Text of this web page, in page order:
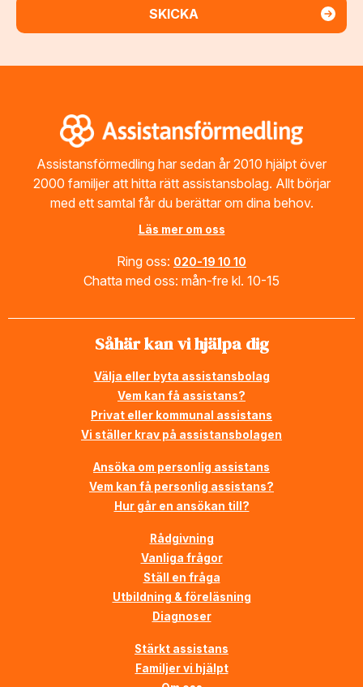
Assistansförmedling har sedan år 2010 hjälpt över
2000 familjer att hitta rätt assistansbolag. Allt börjar
med ett samtal får du berättar om dina behov.
Läs mer om oss
Ring oss: 020-19 10 10
Chatta med oss: mån-fre kl. 10-15
Såhär kan vi hjälpa dig
Välja eller byta assistansbolag
Vem kan få assistans?
Privat eller kommunal assistans
Vi ställer krav på assistansbolagen
Ansöka om personlig assistans
Vem kan få personlig assistans?
Hur går en ansökan till?
Rådgivning
Vanliga frågor
Ställ en fråga
Utbildning & föreläsning
Diagnoser
Stärkt assistans
Familjer vi hjälpt